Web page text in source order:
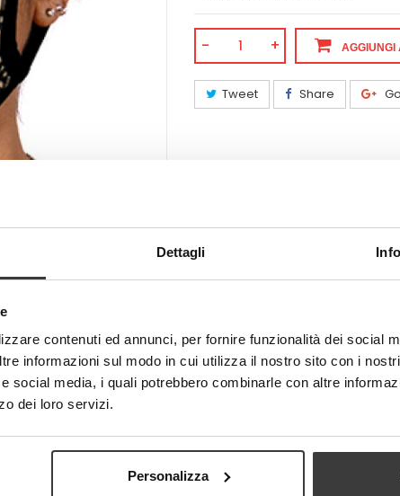
Dettagli
contenuti ed annunci, per fornire funzionalità dei social
informazioni sul modo in cui utilizza il nostro sito con i
social media, i quali potrebbero combinarle con altre
dei loro servizi.
Personalizza
- + AGGIUNGI
Tweet Share